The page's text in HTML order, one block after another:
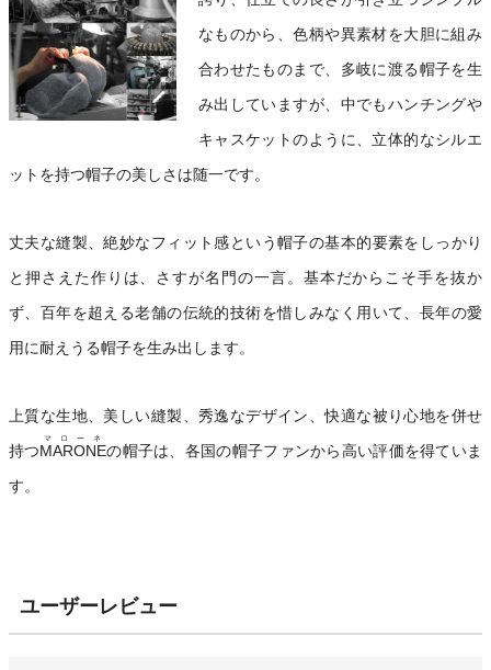
なものから、色柄や異素材を大胆に組み
合わせたものまで、多岐に渡る帽子を生
み出していますが、中でもハンチングや
キャスケットのように、立体的なシルエ
ットを持つ帽子の美しさは随一です。
丈夫な縫製、絶妙なフィット感という帽子の基本的要素をしっかり
と押さえた作りは、さすが名門の一言。基本だからこそ手を抜か
ず、百年を超える老舗の伝統的技術を惜しみなく用いて、長年の愛
用に耐えうる帽子を生み出します。
上質な生地、美しい縫製、秀逸なデザイン、快適な被り心地を併せ
持つMARONE
マローネ
の帽子は、各国の帽子ファンから高い評価を得ていま
す。
ユーザーレビュー